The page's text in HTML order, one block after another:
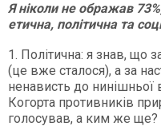
Я ніколи не ображав
етична, політична та
1. Політична: я знав, що
(це вже сталося), а за
ненависть до
Когорта противників
голосував, а ким же ще?